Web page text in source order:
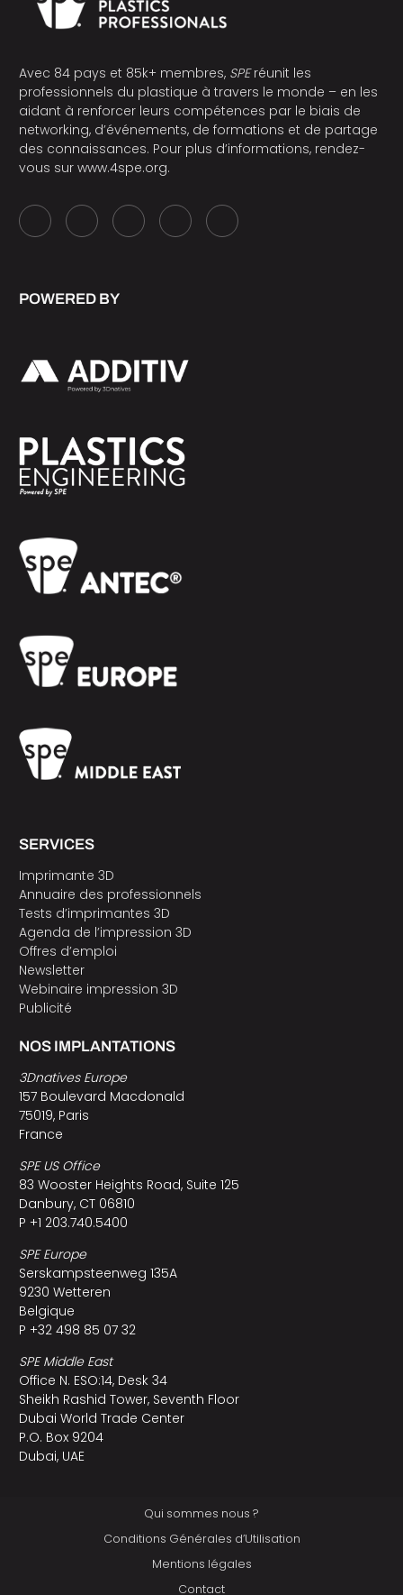
Avec 84 pays et 85k+ membres, SPEréunit les
professionnels du plastique à travers le monde – en les
aidant à renforcer leurs compétences par le biais de
networking, d’événements, de formations et de partage
des connaissances. Pour plus d’informations, rendez-
vous sur www.4spe.org.
POWERED BY
SERVICES
Imprimante 3D
Annuaire des professionnels
Tests d’imprimantes 3D
Agenda de l’impression 3D
Offres d’emploi
Newsletter
Webinaire impression 3D
Publicité
NOS IMPLANTATIONS
3Dnatives Europe
157 Boulevard Macdonald
75019, Paris
France
SPE US Office
83 Wooster Heights Road, Suite 125
Danbury, CT 06810
P +1 203.740.5400
SPE Europe
Serskampsteenweg 135A
9230 Wetteren
Belgique
P +32 498 85 07 32
SPE Middle East
Office N. ESO:14, Desk 34
Sheikh Rashid Tower, Seventh Floor
Dubai World Trade Center
P.O. Box 9204
Dubai, UAE
Qui sommes nous ?
Conditions Générales d’Utilisation
Mentions légales
Contact